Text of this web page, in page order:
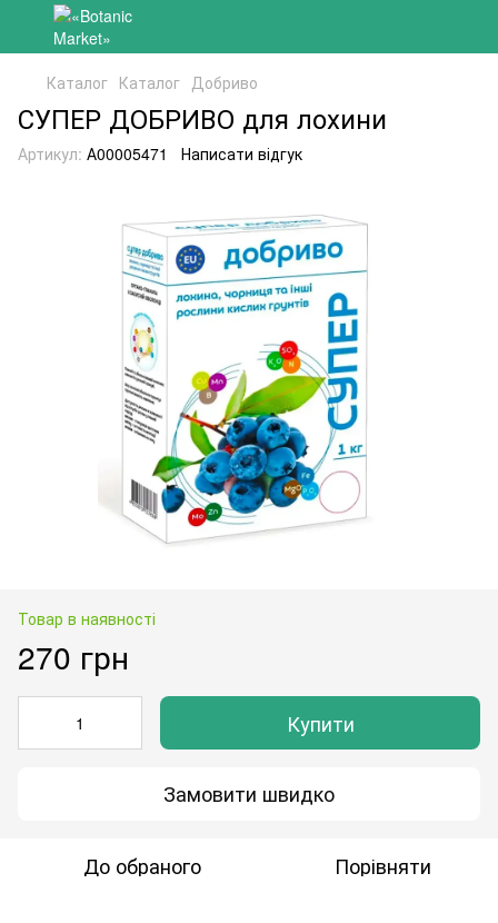
Каталог Каталог Добриво
СУПЕР ДОБРИВО для лохини
Артикул: А00005471 Написати відгук
Товар в наявності
270 грн
Купити
Замовити швидко
До обраного Порівняти